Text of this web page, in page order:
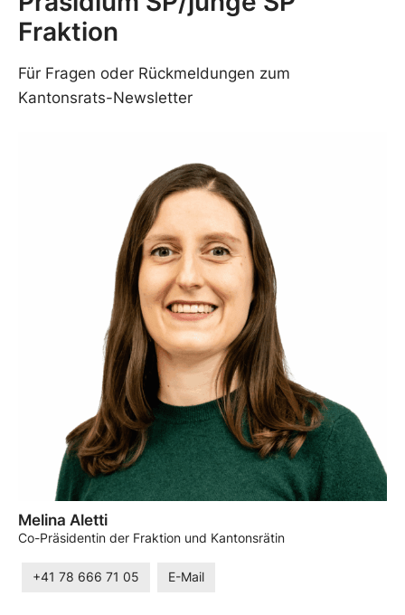
Fraktion
Für Fragen oder Rückmeldungen zum
Kantonsrats-Newsletter
Melina Aletti
Co-Präsidentin der Fraktion und Kantonsrätin
+41 78 666 71 05 E-Mail